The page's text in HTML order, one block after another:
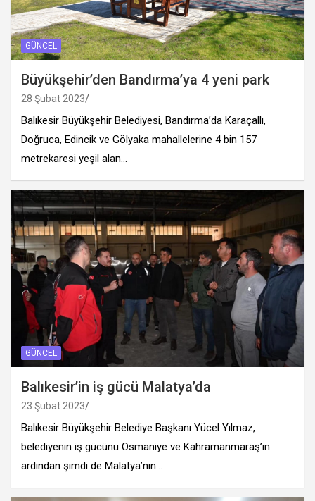
GÜNCEL
Büyükşehir’den Bandırma’ya 4 yeni park
28 Şubat 2023
Balıkesir Büyükşehir Belediyesi, Bandırma’da Karaçallı,
Doğruca, Edincik ve Gölyaka mahallelerine 4 bin 157
metrekaresi yeşil alan…
GÜNCEL
Balıkesir’in iş gücü Malatya’da
23 Şubat 2023
Balıkesir Büyükşehir Belediye Başkanı Yücel Yılmaz,
belediyenin iş gücünü Osmaniye ve Kahramanmaraş’ın
ardından şimdi de Malatya’nın…